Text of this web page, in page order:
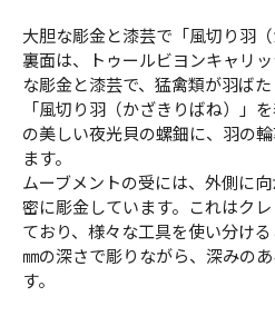
大胆な彫金と漆芸で「風切り羽
裏面は、トゥールビヨンキャリ
な彫金と漆芸で、猛禽類が羽ば
「風切り羽（かざきりばね）」
の美しい夜光貝の螺鈿に、羽の
ます。
ムーブメントの受には、外側に
密に彫金しています。これはク
ており、様々な工具を使い分け
㎜の深さで彫りながら、深みの
す。